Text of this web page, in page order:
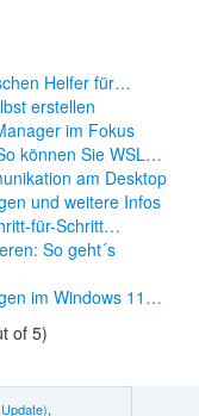
Helfer für…
erstellen
im Fokus
können Sie WSL…
am Desktop
und weitere Infos
für-Schritt…
So geht´s
im Windows 11…
of 5)
,